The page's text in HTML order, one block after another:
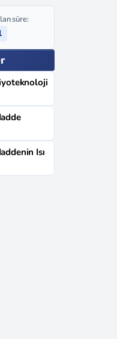
süre:
Isı